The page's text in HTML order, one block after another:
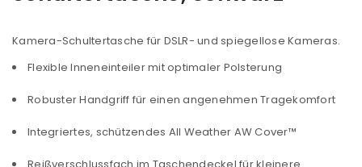
Kamera-Schultertasche für DSLR- und spiegellose Kameras.
Flexible Inneneinteiler mit optimaler Polsterung
Robuster Handgriff für einen angenehmen Tragekomfort
Integriertes, schützendes All Weather AW Cover™